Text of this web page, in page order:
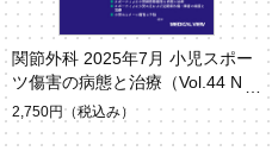
関節外科 2025年7月 小児スポー
ツ傷害の病態と治療（Vol.44 No.
7）
2,750円 （税込み）